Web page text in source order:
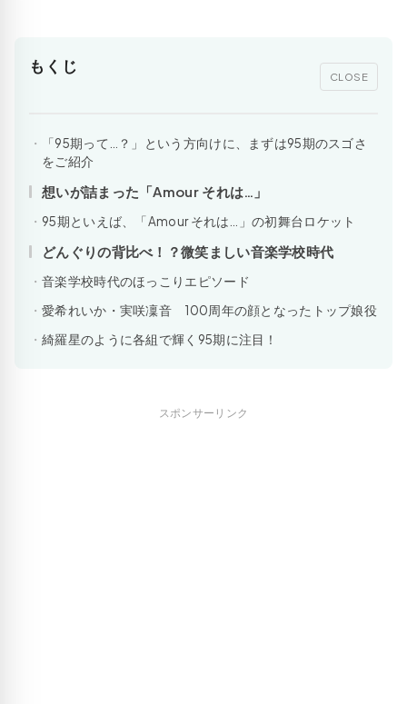
もくじ
CLOSE
「95期って…？」という方向けに、まずは95期のスゴさ
をご紹介
想いが詰まった「Amour それは…」
95期といえば、「Amour それは…」の初舞台ロケット
どんぐりの背比べ！？微笑ましい音楽学校時代
音楽学校時代のほっこりエピソード
愛希れいか・実咲凜音 100周年の顔となったトップ娘役
綺羅星のように各組で輝く95期に注目！
スポンサーリンク